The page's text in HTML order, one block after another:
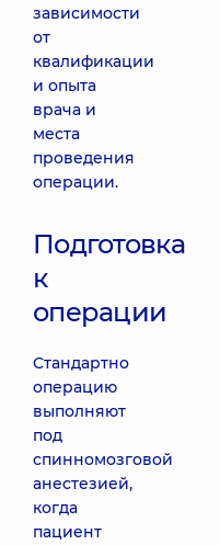
зависимости
от
квалификации
и опыта
врача и
места
проведения
операции.
Подготовка
к
операции
Стандартно
операцию
выполняют
под
спинномозговой
анестезией,
когда
пациент